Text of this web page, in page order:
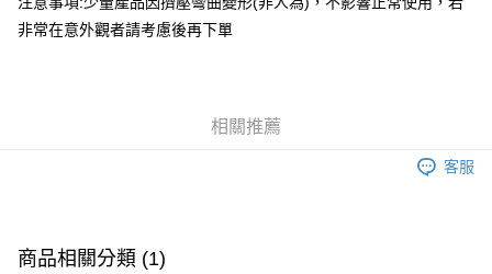
每筆NT$60，滿NT$1,500(含以上)免運費
非常在意外觀者請考慮後再下單
相關推薦
客服
商品相關分類 (1)